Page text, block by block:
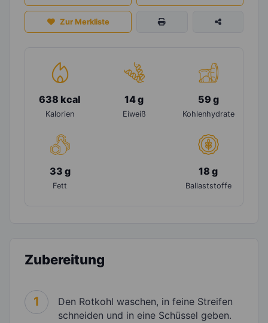
Zur Merkliste
638 kcal
Kalorien
14 g
Eiweiß
59 g
Kohlenhydrate
33 g
Fett
18 g
Ballaststoffe
Zubereitung
1
Den Rotkohl waschen, in feine Streifen
schneiden und in eine Schüssel geben.